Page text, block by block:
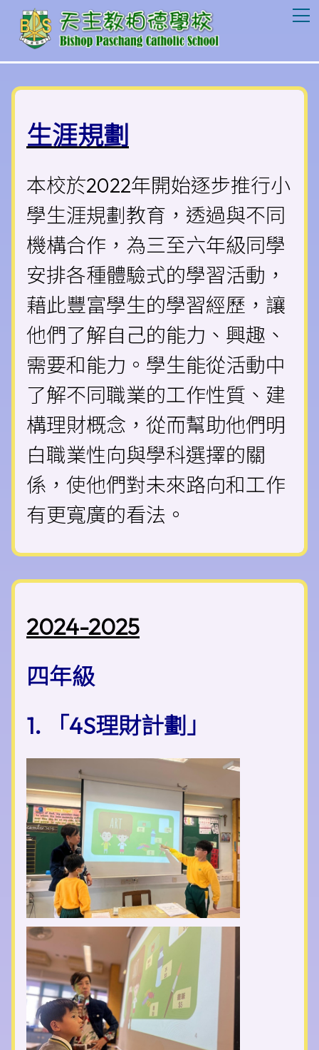
生涯規劃
本校於2022年開始逐步推行小
學生涯規劃教育，透過與不同
機構合作，為三至六年級同學
安排各種體驗式的學習活動，
藉此豐富學生的學習經歷，讓
他們了解自己的能力、興趣、
需要和能力。學生能從活動中
了解不同職業的工作性質、建
構理財概念，從而幫助他們明
白職業性向與學科選擇的關
係，使他們對未來路向和工作
有更寬廣的看法。
2024-2025
四年級
1. 「4S理財計劃」